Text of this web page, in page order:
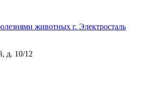
животных г. Электросталь
д. 10/12